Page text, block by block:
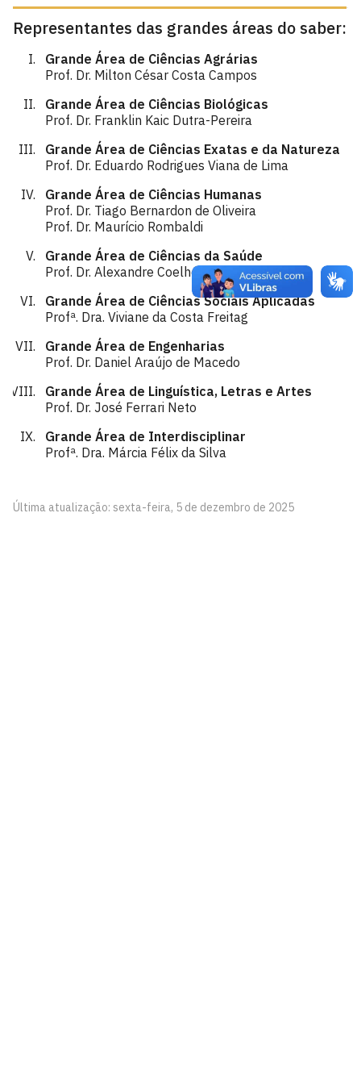
Representantes das grandes áreas do saber:
Grande Área de Ciências Agrárias
Prof. Dr. Milton César Costa Campos
Grande Área de Ciências Biológicas
Prof. Dr. Franklin Kaic Dutra-Pereira
Grande Área de Ciências Exatas e da Natureza
Prof. Dr. Eduardo Rodrigues Viana de Lima
Grande Área de Ciências Humanas
Prof. Dr. Tiago Bernardon de Oliveira
Prof. Dr. Maurício Rombaldi
Grande Área de Ciências da Saúde
Prof. Dr. Alexandre Coelho Serquiz
Grande Área de Ciências Sociais Aplicadas
Profª. Dra. Viviane da Costa Freitag
Grande Área de Engenharias
Prof. Dr. Daniel Araújo de Macedo
Grande Área de Linguística, Letras e Artes
Prof. Dr. José Ferrari Neto
Grande Área de Interdisciplinar
Profª. Dra. Márcia Félix da Silva
Última atualização: sexta-feira, 5 de dezembro de 2025